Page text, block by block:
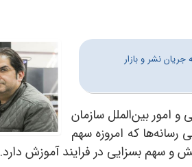
نشر و بازار
و امور بین‌الملل سازمان
رسانه‌ها که امروزه سهم
و سهم بسزایی در فرایند آموزش دارد.